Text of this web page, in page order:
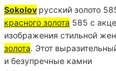
Sokolov русский золото
красного золота 585 с
изображения стильной
золота. Этот
и безупречные камни